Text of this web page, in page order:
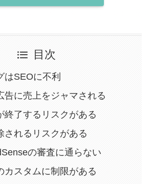
目次
はSEOに不利
告に売上をジャマされる
終了するリスクがある
されるリスクがある
の審査に通らない
カスタムに制限がある